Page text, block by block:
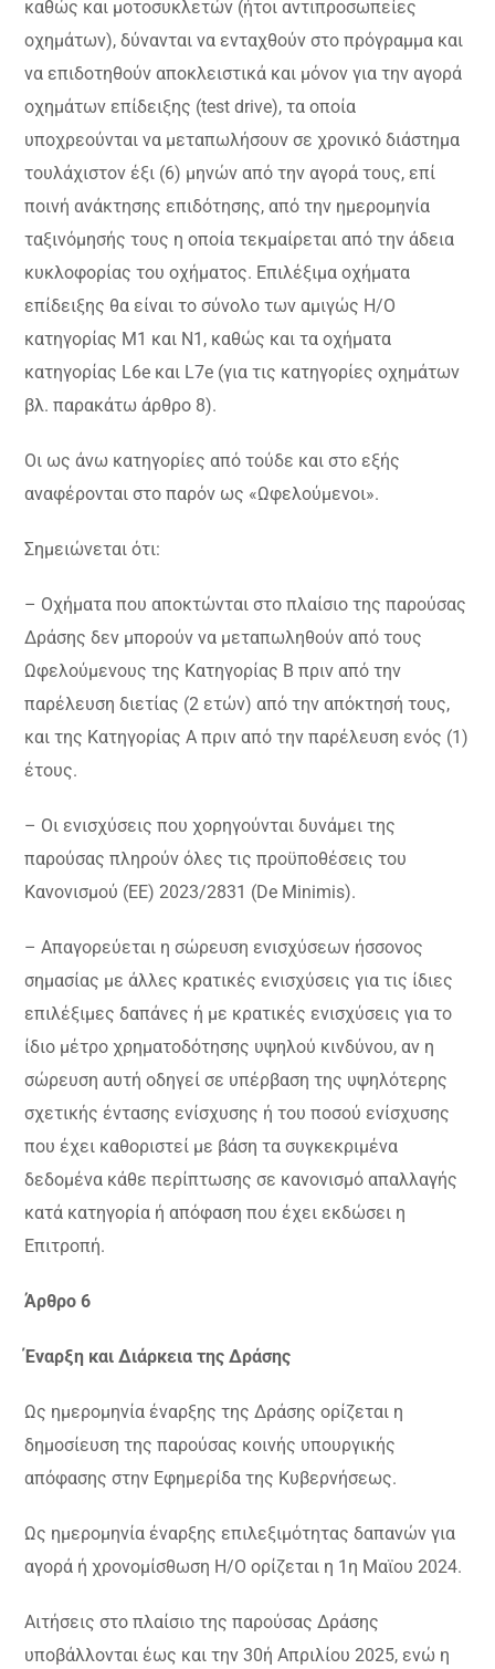
καθώς και μοτοσυκλετών (ήτοι αντιπροσωπείες
οχημάτων), δύνανται να ενταχθούν στο πρόγραμμα και
να επιδοτηθούν αποκλειστικά και μόνον για την αγορά
οχημάτων επίδειξης (test drive), τα οποία
υποχρεούνται να μεταπωλήσουν σε χρονικό διάστημα
τουλάχιστον έξι (6) μηνών από την αγορά τους, επί
ποινή ανάκτησης επιδότησης, από την ημερομηνία
ταξινόμησής τους η οποία τεκμαίρεται από την άδεια
κυκλοφορίας του οχήματος. Επιλέξιμα οχήματα
επίδειξης θα είναι το σύνολο των αμιγώς Η/Ο
κατηγορίας Μ1 και Ν1, καθώς και τα οχήματα
κατηγορίας L6e και L7e (για τις κατηγορίες οχημάτων
βλ. παρακάτω άρθρο 8).
Οι ως άνω κατηγορίες από τούδε και στο εξής
αναφέρονται στο παρόν ως «Ωφελούμενοι».
Σημειώνεται ότι:
– Οχήματα που αποκτώνται στο πλαίσιο της παρούσας
Δράσης δεν μπορούν να μεταπωληθούν από τους
Ωφελούμενους της Κατηγορίας Β πριν από την
παρέλευση διετίας (2 ετών) από την απόκτησή τους,
και της Κατηγορίας Α πριν από την παρέλευση ενός (1)
έτους.
– Οι ενισχύσεις που χορηγούνται δυνάμει της
παρούσας πληρούν όλες τις προϋποθέσεις του
Κανονισμού (ΕΕ) 2023/2831 (De Minimis).
– Aπαγορεύεται η σώρευση ενισχύσεων ήσσονος
σημασίας με άλλες κρατικές ενισχύσεις για τις ίδιες
επιλέξιμες δαπάνες ή με κρατικές ενισχύσεις για το
ίδιο μέτρο χρηματοδότησης υψηλού κινδύνου, αν η
σώρευση αυτή οδηγεί σε υπέρβαση της υψηλότερης
σχετικής έντασης ενίσχυσης ή του ποσού ενίσχυσης
που έχει καθοριστεί με βάση τα συγκεκριμένα
δεδομένα κάθε περίπτωσης σε κανονισμό απαλλαγής
κατά κατηγορία ή απόφαση που έχει εκδώσει η
Επιτροπή.
Άρθρο 6
Έναρξη και Διάρκεια της Δράσης
Ως ημερομηνία έναρξης της Δράσης ορίζεται η
δημοσίευση της παρούσας κοινής υπουργικής
απόφασης στην Εφημερίδα της Κυβερνήσεως.
Ως ημερομηνία έναρξης επιλεξιμότητας δαπανών για
αγορά ή χρονομίσθωση Η/Ο ορίζεται η 1η Μαϊου 2024.
Αιτήσεις στο πλαίσιο της παρούσας Δράσης
υποβάλλονται έως και την 30ή Απριλίου 2025, ενώ η